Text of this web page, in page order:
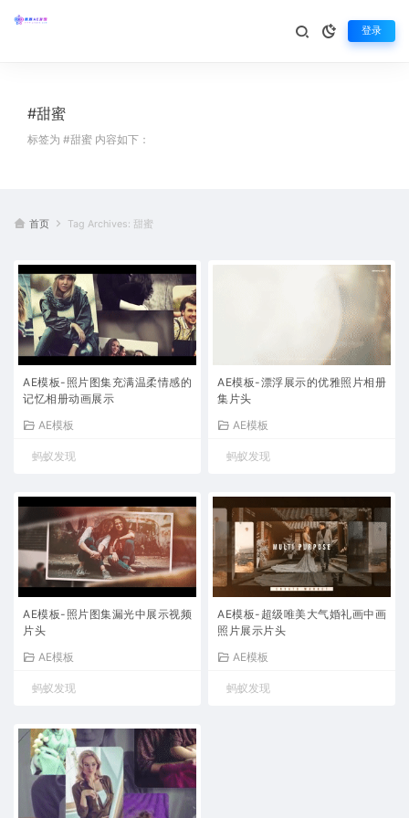
登录
#甜蜜
标签为 #甜蜜 内容如下：
首页 Tag Archives: 甜蜜
AE模板-照片图集充满温柔情感的
记忆相册动画展示
AE模板
蚂蚁发现
AE模板-漂浮展示的优雅照片相册
集片头
AE模板
蚂蚁发现
AE模板-照片图集漏光中展示视频
片头
AE模板
蚂蚁发现
AE模板-超级唯美大气婚礼画中画
照片展示片头
AE模板
蚂蚁发现